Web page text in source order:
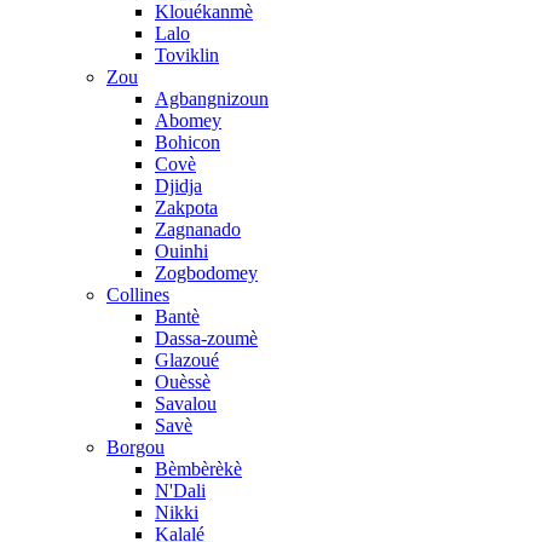
Klouékanmè
Lalo
Toviklin
Zou
Agbangnizoun
Abomey
Bohicon
Covè
Djidja
Zakpota
Zagnanado
Ouinhi
Zogbodomey
Collines
Bantè
Dassa-zoumè
Glazoué
Ouèssè
Savalou
Savè
Borgou
Bèmbèrèkè
N'Dali
Nikki
Kalalé